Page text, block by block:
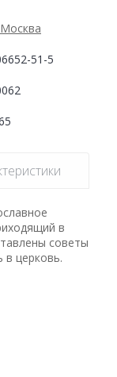
51-5
в
советы
в церковь.